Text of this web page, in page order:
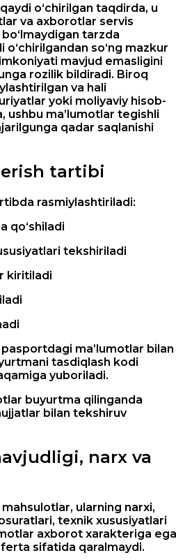
o‘chirilgan taqdirda, u
va axborotlar servis
tarzda
o‘chirilgandan so‘ng mazkur
mavjud emasligini
rozilik bildiradi. Biroq
va hali
yoki moliyaviy hisob-
ushbu ma’lumotlar tegishli
qadar saqlanishi
tartibi
rasmiylashtiriladi:
qo‘shiladi
tekshiriladi
kiritiladi
ma’lumotlar bilan
tasdiqlash kodi
yuboriladi.
buyurtma qilinganda
bilan tekshiruv
narx va
ularning narxi,
texnik xususiyatlari
axborot xarakteriga ega
sifatida qaralmaydi.